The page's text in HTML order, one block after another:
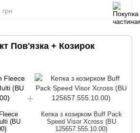
Пов'язка + Козирок
(BU
Кепка з козирком Buff Pack
Speed ​​Visor Xcross (BU
125657.555.10.00)